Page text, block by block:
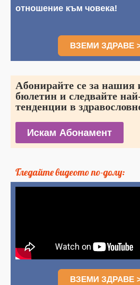
отношение към човека!
ВЗЕМИ ЗДРАВЕ
Aбонирайте се за нашия
бюлетин и следвайте
тенденции в
Искам Абонамент
Гледайте видеото по-долу:
ВЗЕМИ ЗДРАВЕ